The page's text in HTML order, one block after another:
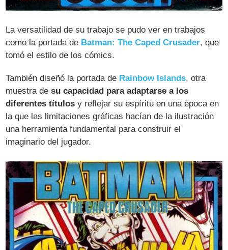
La versatilidad de su trabajo se pudo ver en trabajos
como la portada de Batman: The Caped Crusader, que
tomó el estilo de los cómics.
También diseñó la portada de Rainbow Islands, otra
muestra desu capacidad para adaptarse a los
diferentes títulos y reflejar su espíritu en una época en
la que las limitaciones gráficas hacían de la ilustración
una herramienta fundamental para construir el
imaginario del jugador.